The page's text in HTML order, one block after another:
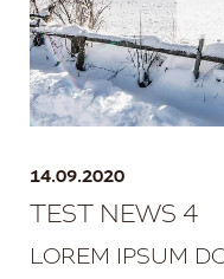
14.09.2020
TEST NEWS 4
LOREM IPSUM